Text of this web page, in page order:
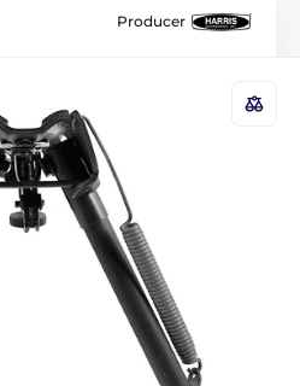
Producer